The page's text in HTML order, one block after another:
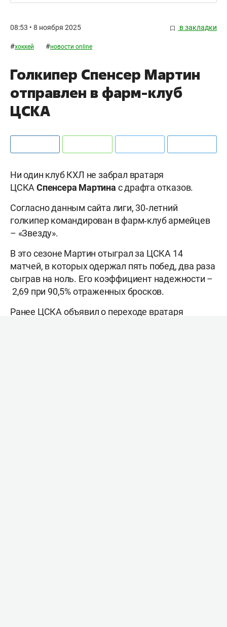
08:53 • 8 ноября 2025 в закладки
#хоккей #новости online
Голкипер Спенсер Мартин
отправлен в фарм‑клуб
ЦСКА
Ни один клуб КХЛ не забрал вратаря
ЦСКА Спенсера Мартина с драфта отказов.
Согласно данным сайта лиги, 30‑летний
голкипер командирован в фарм‑клуб армейцев
– «Звезду».
В это сезоне Мартин отыграл за ЦСКА 14
матчей, в которых одержал пять побед, два раза
сыграв на ноль. Его коэффициент надежности –
2,69 при 90,5% отраженных бросков.
Ранее ЦСКА объявил о переходе вратаря